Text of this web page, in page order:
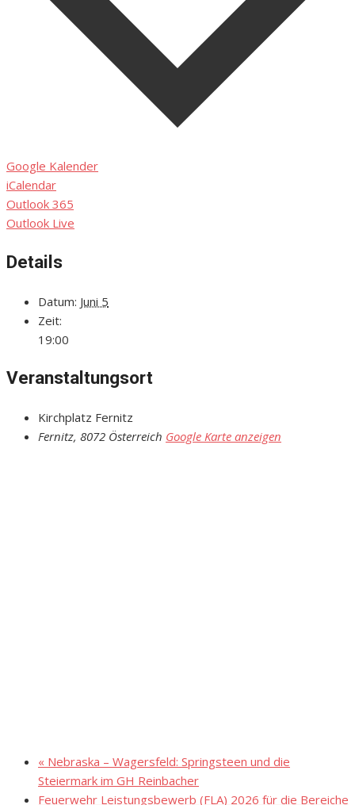
Google Kalender
iCalendar
Outlook 365
Outlook Live
Details
Datum: Juni 5
Zeit:
19:00
Veranstaltungsort
Kirchplatz Fernitz
Fernitz, 8072 Österreich Google Karte anzeigen
« Nebraska – Wagersfeld: Springsteen und die
Steiermark im GH Reinbacher
Feuerwehr Leistungsbewerb (FLA) 2026 für die Bereiche